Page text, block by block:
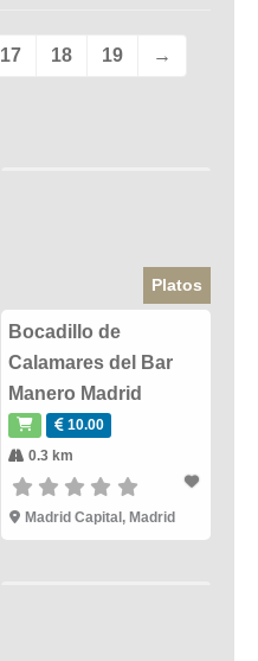
17 18 19 →
Platos
Bocadillo de
Calamares del Bar
Manero Madrid
10.00
0.3 km
Madrid Capital , Madrid